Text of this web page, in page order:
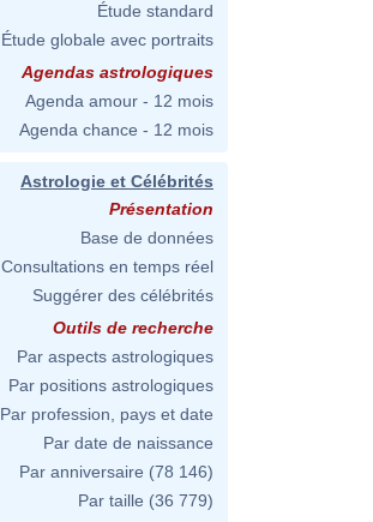
Étude standard
Étude globale avec portraits
Agendas astrologiques
Agenda amour - 12 mois
Agenda chance - 12 mois
Astrologie et Célébrités
Présentation
Base de données
Consultations en temps réel
Suggérer des célébrités
Outils de recherche
Par aspects astrologiques
Par positions astrologiques
Par profession, pays et date
Par date de naissance
Par anniversaire (78 146)
Par taille (36 779)